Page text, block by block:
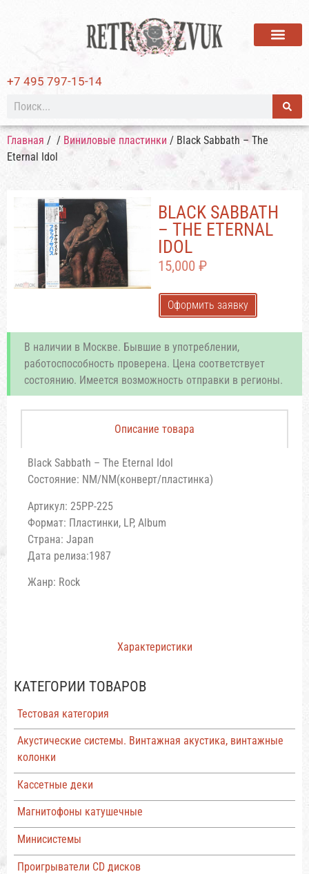
+7 495 797-15-14
Главная / / Виниловые пластинки / Black Sabbath – The
Eternal Idol
КАТЕГОРИИ ТОВАРОВ
Тестовая категория
Акустические системы. Винтажная акустика, винтажные
колонки
Кассетные деки
Магнитофоны катушечные
Минисистемы
Проигрыватели CD дисков
BLACK SABBATH
– THE ETERNAL
IDOL
15,000 ₽
Оформить заявку
В наличии в Москве. Бывшие в употреблении,
работоспособность проверена. Цена соответствует
состоянию. Имеется возможность отправки в регионы.
Описание товара
Характеристики
Black Sabbath – The Eternal Idol
Состояние: NM/NM(конверт/пластинка)
Артикул: 25PP-225
Формат: Пластинки, LP, Album
Страна: Japan
Дата релиза:1987
Жанр: Rock